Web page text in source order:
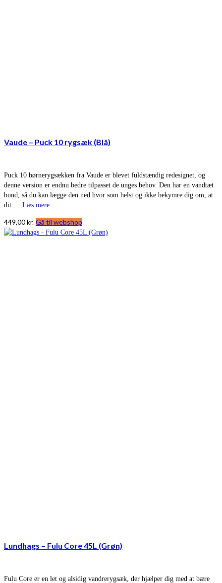
Vaude – Puck 10 rygsæk (Blå)
Puck 10 børnerygsækken fra Vaude er blevet fuldstændig redesignet, og
denne version er endnu bedre tilpasset de unges behov. Den har en vandtæt
bund, så du kan lægge den ned hvor som helst og ikke bekymre dig om, at
dit … Læs mere
449,00kr. Gå til webshop
Lundhags – Fulu Core 45L (Grøn)
Fulu Core er en let og alsidig vandrerygsæk, der hjælper dig med at bære